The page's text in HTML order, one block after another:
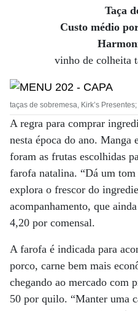
Taça
Custo médio
vinho de colheita
taças de sobremesa, Kirk’s
A regra para comprar
nesta época do ano. Manga
foram as frutas escolhidas
farofa natalina. “Dá um
explora o frescor do
acompanhamento, que
4,20 por comensal.
A farofa é indicada para
porco, carne bem mais
chegando ao mercado com
50 por quilo. “Manter uma